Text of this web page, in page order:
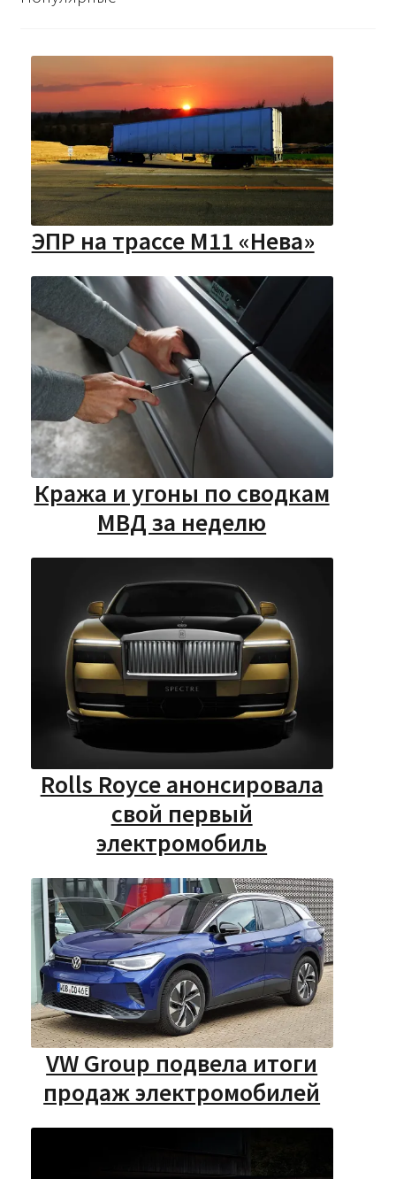
ЭПР на трассе М11 «Нева»
Кража и угоны по сводкам
МВД за неделю
Rolls Royce анонсировала
свой первый
электромобиль
VW Group подвела итоги
продаж электромобилей